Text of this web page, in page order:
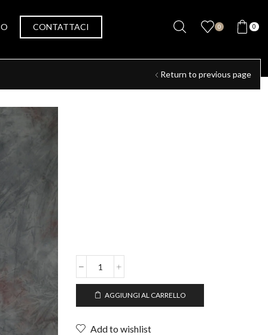
CONTATTACI 0 0
Return to previous page
AGGIUNGI AL CARRELLO
Add to wishlist